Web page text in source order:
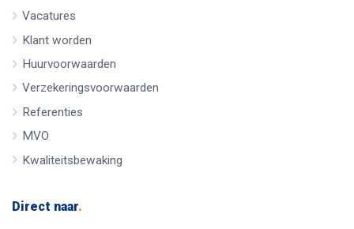
Vacatures
Klant worden
Huurvoorwaarden
Verzekeringsvoorwaarden
Referenties
MVO
Kwaliteitsbewaking
Direct naar.